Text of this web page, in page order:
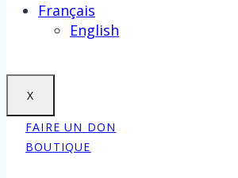
Français
English
X
FAIRE UN DON
BOUTIQUE